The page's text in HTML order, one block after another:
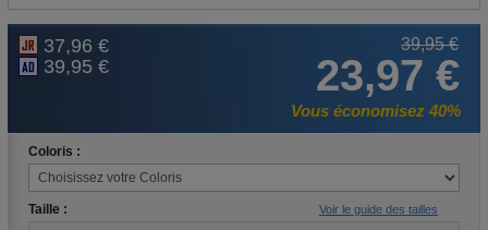
37,96 €
39,95 €
39,95 €
23,97 €
Vous économisez 40%
Coloris :
Taille : Voir le guide des tailles